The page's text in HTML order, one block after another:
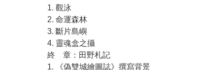
1. 觀泳
2. 命運森林
3. 斷片島嶼
4. 靈魂盒之攝
終 章：田野札記
1. 《偽雙城繪圖誌》撰寫背景